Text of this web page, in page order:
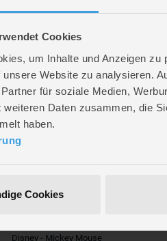
Cookies
um Inhalte und Anzeigen
unsere Website zu analysieren.
für soziale Medien,
Daten zusammen, die
haben.
Cookies
Breite ca. 13,3 cm
DE19319199
Disney - Mickey Mouse